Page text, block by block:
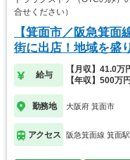
合せください）
【箕面市／阪急箕
街に出店！地域を盛
給与
【月収】41.0万
【年収】500万
勤務地 大阪府 箕面市
アクセス 阪急箕面線 箕面駅